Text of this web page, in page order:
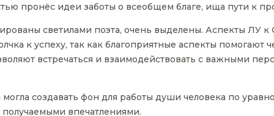
пронёс идеи заботы о всеобщем благе, ища пути к
светилами поэта, очень выделены. Аспекты ЛУ к
к успеху, так как благоприятные аспекты
встречаться и взаимодействовать с важными
создавать фон для работы души человека по
впечатлениями.